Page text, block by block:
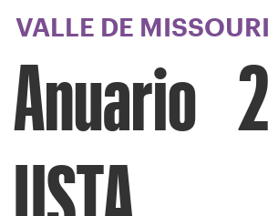
VALLE DE MISSOURI
Anuario
USTA